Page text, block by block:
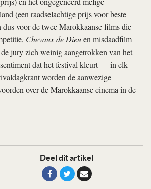
Deel dit artikel
(een raadselachtige prijs voor beste
voor de twee Marokkaanse films die
Chevaux de Dieuen misdaadfilm
jury zich weinig aangetrokken van het
dat het festival kleurt — in elk
worden de aanwezige
over de Marokkaanse cinema in de